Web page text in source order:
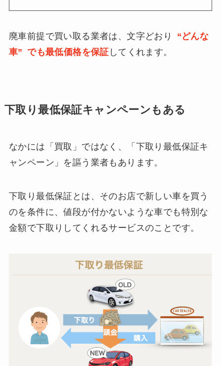
廃車前提で買い取る業者は、文字どおり “どんな
車” でも最低価格を保証 してくれます。
下取り最低保証キャンペーンもある
なかには「買取」ではなく、「下取り最低保証キ
ャンペーン」を謳う業者もあります。
下取り最低保証とは、そのお店で新しい車を買う
のを条件に、値段が付かないような車でも特別な
金額で下取りしてくれるサービスのことです。